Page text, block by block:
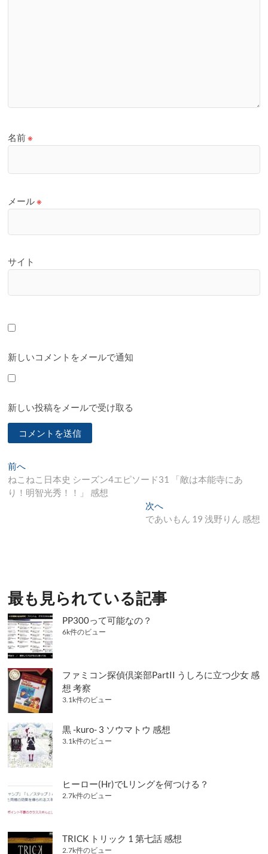
名前※
メール※
サイト
新しいコメントをメールで通知
新しい投稿をメールで受け取る
投
稿
ョ
ン
前へ
去
の
ねこねこ日本史 シーズン4エピソード31 「敵は本能寺にあ
り！明智光秀！！」 感想
次へ次
の
であいもん 19 浅野りん 感想
最も見られている記事
PP300って可能なの？
6k件のビュー
ファミコン探偵倶楽部PartII うしろに立つ少女 感
想 考察
3.1k件のビュー
黒 -kuro- 3 ソウマトウ 感想
3.1k件のビュー
ヒーロー(Hr)でLリングを何つける？
2.7k件のビュー
TRICK トリック 1 第七話 感想
2.7k件のビュー